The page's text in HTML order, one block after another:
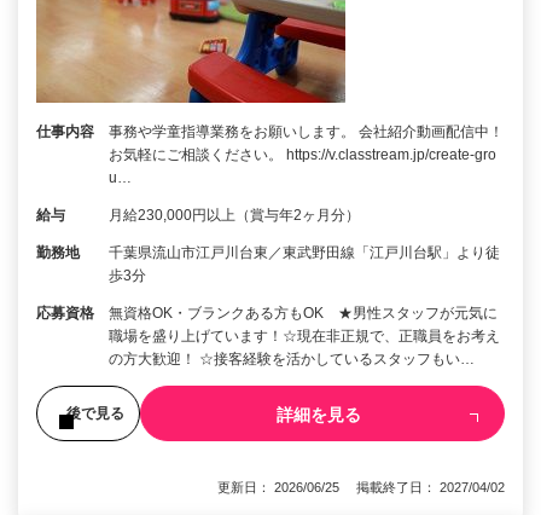
仕事内容
事務や学童指導業務をお願いします。 会社紹介動画配信中！
お気軽にご相談ください。 https://v.classtream.jp/create-gro
u…
給与 月給230,000円以上（賞与年2ヶ月分）
勤務地
千葉県流山市江戸川台東／東武野田線「江戸川台駅」より徒
歩3分
応募資格
無資格OK・ブランクある方もOK ★男性スタッフが元気に
職場を盛り上げています！☆現在非正規で、正職員をお考え
の方大歓迎！ ☆接客経験を活かしているスタッフもい…
後で見る 詳細を見る
更新日： 2026/06/25 掲載終了日： 2027/04/02